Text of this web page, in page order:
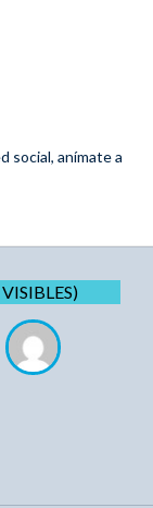
social, anímate a